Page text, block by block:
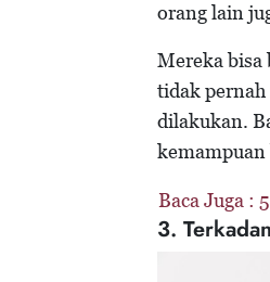
orang lain
Mereka bisa
tidak pernah
dilakukan.
Baca Juga :
3.